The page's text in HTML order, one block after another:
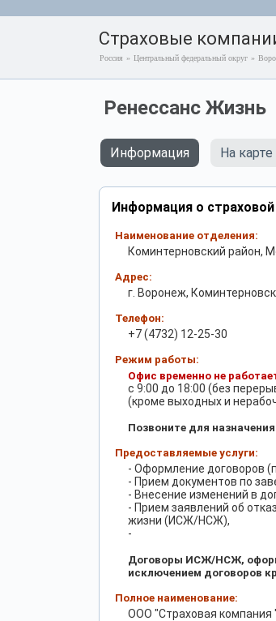
Страховые
Россия » Центральный федеральный округ »
Ренессанс Жизнь
Информация На карте
Информация о
Наименование отделения:
Коминтерновский район,
Адрес:
г. Воронеж,
Телефон:
+7 (4732) 12-25-30
Режим работы:
Офис временно не
с 9:00 до 18:00 (без
(кроме выходных и
Позвоните для
Предоставляемые услуги:
- Оформление договоров
- Прием документов по
- Внесение изменений в
- Прием заявлений об
жизни (ИСЖ/НСЖ),
-
Договоры ИСЖ/НСЖ,
исключением договоров
Полное наименование:
ООО "Страховая компания